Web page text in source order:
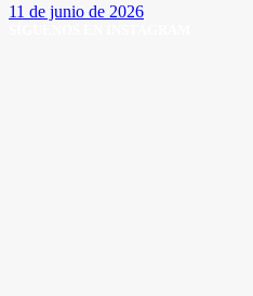
11 de junio de 2026